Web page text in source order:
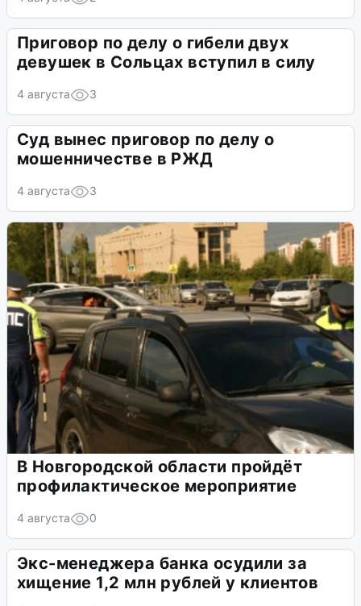
Приговор по делу о гибели двух
девушек в Сольцах вступил в силу
4 августа 3
Суд вынес приговор по делу о
мошенничестве в РЖД
4 августа 3
В Новгородской области пройдёт
профилактическое мероприятие
4 августа 0
Экс-менеджера банка осудили за
хищение 1,2 млн рублей у клиентов